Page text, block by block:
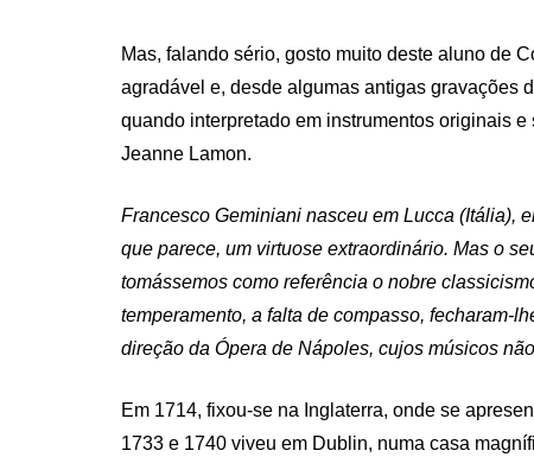
Mas, falando sério, gosto muito deste aluno de
agradável e, desde algumas antigas gravações
quando interpretado em instrumentos originais
Jeanne Lamon.
Francesco Geminiani nasceu em Lucca (Itália),
que parece, um virtuose extraordinário. Mas o
tomássemos como referência o nobre
temperamento, a falta de compasso, fecharam-
direção da Ópera de Nápoles, cujos músicos
Em 1714, fixou-se na Inglaterra, onde se
1733 e 1740 viveu em Dublin, numa casa